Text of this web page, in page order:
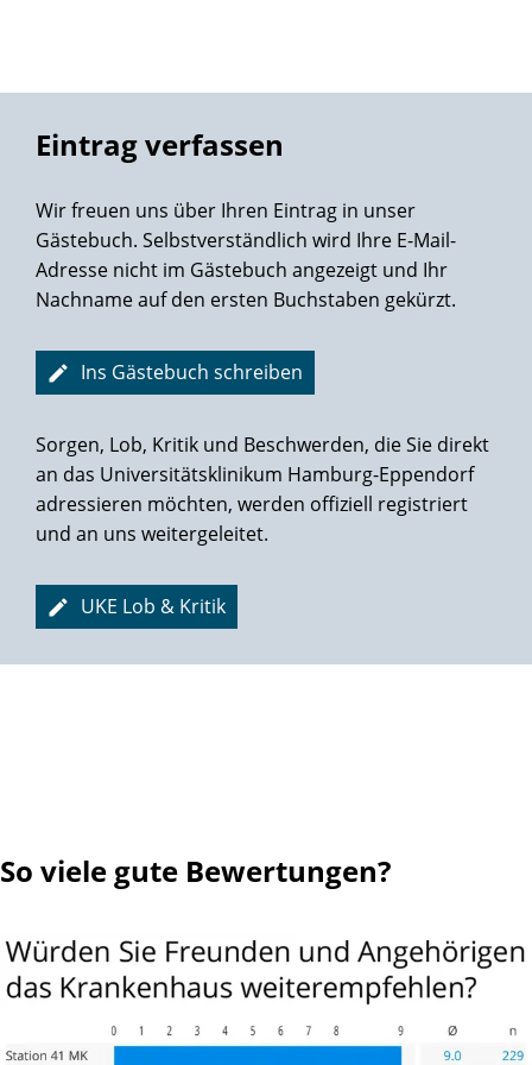
Das Gesamtpaket trägt naturgemäß zum schnellen
Operation entlassen wird, konnte ich mir einfach nicht
vorstellen. Aber an dem Entlassungstag habe ich mich
super gefühlt und diesen Tag nach einem kleinen
Spaziergang durch Eppendorf mit einem leckeren
folgenden Tage in Hamburg habe ich trotz des Beinbeutels
noch genossen.
Meine Erwartungen wurden bei weitem übertroffen. Für
mich war es einfach die richtige Entscheidung und ich kann
nur jeden die Martini-Klinik empfehlen.
Genesung beigetragen haben, insbesondere auch an mein
Operationsteam.
Eintrag verfassen
Wir freuen uns über Ihren Eintrag in unser
Gästebuch. Selbstverständlich wird Ihre E-Mail-
Adresse nicht im Gästebuch angezeigt und Ihr
Nachname auf den ersten Buchstaben gekürzt.
Ins Gästebuch schreiben
Sorgen, Lob, Kritik und Beschwerden, die Sie direkt
an das Universitätsklinikum Hamburg-Eppendorf
adressieren möchten, werden offiziell registriert
und an uns weitergeleitet.
UKE Lob & Kritik
So viele gute Bewertungen?